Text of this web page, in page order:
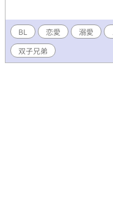
BL 恋愛 溺愛
双子兄弟